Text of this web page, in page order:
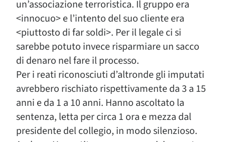
un’associazione terroristica. Il gruppo era
<innocuo> e l’intento del suo cliente era
<piuttosto di far soldi>. Per il legale ci si
sarebbe potuto invece risparmiare un sacco
di denaro nel fare il processo.
Per i reati riconosciuti d’altronde gli imputati
avrebbero rischiato rispettivamente da 3 a 15
anni e da 1 a 10 anni. Hanno ascoltato la
sentenza, letta per circa 1 ora e mezza dal
presidente del collegio, in modo silenzioso.